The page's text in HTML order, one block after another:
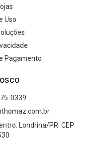
Uso
Pagamento
0339
Londrina/PR. CEP